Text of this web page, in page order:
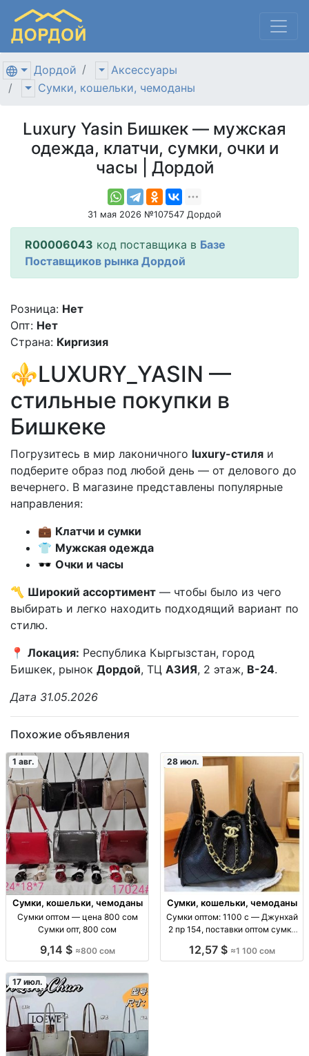
Дордой
Аксессуары
Сумки, кошельки, чемоданы
Luxury Yasin Бишкек — мужская
одежда, клатчи, сумки, очки и
часы | Дордой
31 мая 2026 №107547 Дордой
R00006043 код поставщика в Базе
Поставщиков рынка Дордой
Розница: Нет
Опт: Нет
Страна: Киргизия
⚜️LUXURY_YASIN —
стильные покупки в
Бишкеке
Погрузитесь в мир лаконичного luxury-стиля и
подберите образ под любой день — от делового до
вечернего. В магазине представлены популярные
направления:
💼 Клатчи и сумки
👕 Мужская одежда
🕶 Очки и часы
〽️ Широкий ассортимент — чтобы было из чего
выбирать и легко находить подходящий вариант по
стилю.
📍 Локация: Республика Кыргызстан, город
Бишкек, рынок Дордой, ТЦ АЗИЯ, 2 этаж, В-24.
Дата 31.05.2026
Похожие объявления
1 авг.
Сумки, кошельки, чемоданы
Сумки оптом — цена 800 сом
Сумки опт, 800 сом
9,14 $ ≈800 сом
28 июл.
Сумки, кошельки, чемоданы
Сумки оптом: 1100 с — Джунхай
2 пр 154, поставки оптом сумки
154»), цена 1100 с, поставки для
12,57 $ ≈1 100 сом
17 июл.